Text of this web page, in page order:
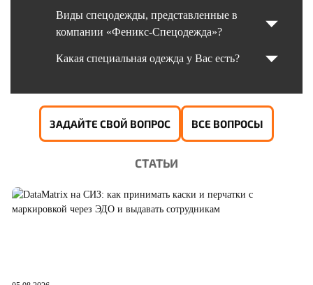
Виды спецодежды, представленные в
компании «Феникс-Спецодежда»?
Какая специальная одежда у Вас есть?
ЗАДАЙТЕ СВОЙ ВОПРОС ВСЕ ВОПРОСЫ
СТАТЬИ